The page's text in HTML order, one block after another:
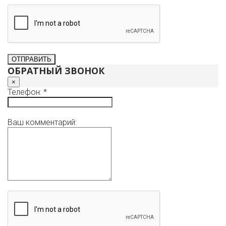
ОБРАТНЫЙ ЗВОНОК
×
Телефон: *
Ваш комментарий: